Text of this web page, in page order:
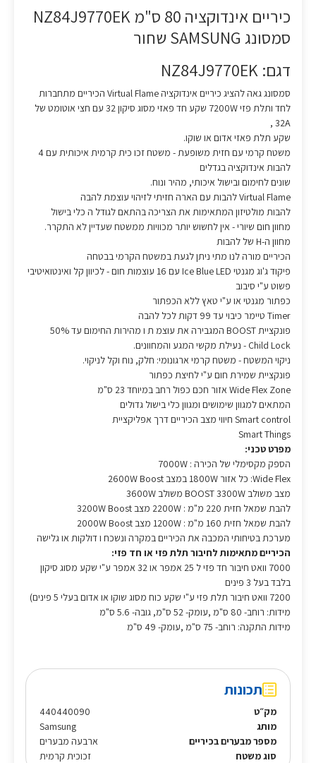
כיריים אינדוקציה 80 ס"מ NZ84J9770EK
סמסונג SAMSUNG שחור
דגם: NZ84J9770EK
סמסונג גאה להציג כיריים אינדוקציה Virtual Flame הכיריים מתחברות
לחד ותלת פזי 7200W שקע חד פאזי מסוג סיקון 32 עם חצי אוטומט של
32A ,
שקע תלת פאזי אדום או שוקו.
משטח קרמי עם חזית משופעת - משטח זכו כית קרמית איכותית עם 4
להבות אינדוקציה בגדלים
שונים לחימום ובישול איכותי, מהיר ונוח.
Virtual Flame להבות עם הארה חזיתי לזיהוי עוצמת להבה
להבות מולטיזון המתאימות את הצריכה בהתאם לגודל ה כלי בישול
מחוון חום שיורי - אין לחשוש יותר מכוויות ממשטח שעדיין לא התקרר.
מחוון ה-H של להבות
הכיריים מורה לנו מתי ניתן לגעת במשטח הקרמי בבטחה
פיקוד ג'וג מגנטי Ice Blue LED עם 16 עוצמות חום - לכיוון קל ואינטואיטיבי
פשוט ע"י סיבוב
כפתור מגנטי או ע"י טאץ ללא הכפתור
Timer טיימר כיבוי עד 99 דקות לכל להבה
פונקציית BOOST המגבירה את עוצמ ת ו מהירות החימום עד 50%
Child Lock - נעילת מקשי המגע והמחוונים.
ניקוי המשטח - משטח קרמי ארגונומי: חלק, נוח וקל לניקוי.
פונקציית שמירת חום ע"י לחיצת כפתור
Wide Flex Zone אזור חכם כפול רחב במיוחד 23 ס"מ
המתאים למגוון שימושים ומגוון כלי בישול גדולים
Smart control חיווי מצב הכיריים דרך אפליקציית
Smart Things
מפרט טכני:
הספק מקסימלי של הכירה : 7000W
Wide Flex: כל אזור 1800W במצב 2600W Boost
מצב משולב BOOST 3300W משולב 3600W
להבת שמאל חזית 220 מ"מ : 2200W מצב 3200W Boost
להבת שמאל חזית 160 מ"מ : 1200W מצב 2000W Boost
מערכת בטיחותי המכבה את הכיריים במקרה ונשכח ו דולקות או גלישה
הכיריים מתאימות לחיבור תלת פזי או חד פזי:
7000 וואט חיבור חד פזי ל 25 אמפר או 32 אמפר ע"י שקע מסוג סיקון
בלבד בעל 3 פינים
7200 וואט חיבור תלת פזי ע"י שקע כוח מסוג שוקו או אדום בעלי 5 פינים)
מידות: רוחב- 80 ס"מ ,עומק- 52 ס"מ, גובה- 5.6 ס"מ
מידות התקנה: רוחב- 75 ס"מ ,עומק- 49 ס"מ
תכונות
מק״ט
440440090
מותג
Samsung
מספר מבערים בכיריים
ארבעה מבערים
סוג משטח
זכוכית קרמית